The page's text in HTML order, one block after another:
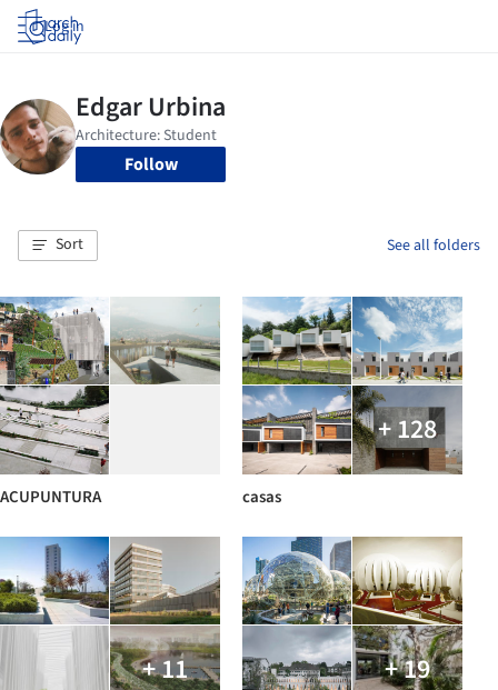
Log in
Follow
Sort See all folders
ACUPUNTURA
+ 128
casas
+ 11 + 19